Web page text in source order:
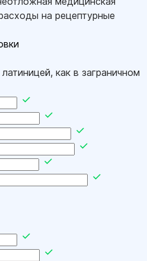
на рецептурные
как в заграничном